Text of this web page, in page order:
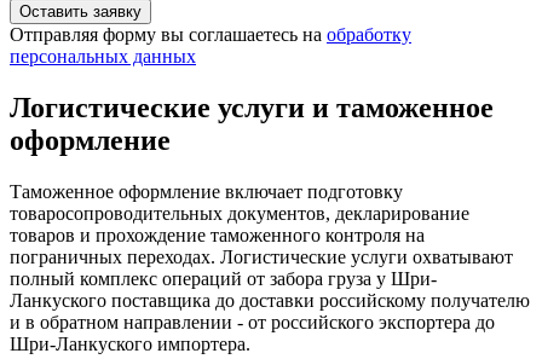
Оставить заявку
Отправляя форму вы соглашаетесь на обработку
персональных данных
Логистические услуги и таможенное
оформление
Таможенное оформление включает подготовку
товаросопроводительных документов, декларирование
товаров и прохождение таможенного контроля на
пограничных переходах. Логистические услуги охватывают
полный комплекс операций от забора груза у Шри-
Ланкуского поставщика до доставки российскому получателю
и в обратном направлении - от российского экспортера до
Шри-Ланкуского импортера.